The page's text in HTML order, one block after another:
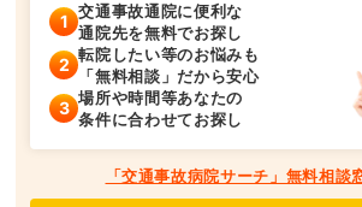
交通事故通院に便利な
通院先を無料でお探し
転院したい等のお悩みも
「無料相談」だから安心
場所や時間等あなたの
条件に合わせてお探し
「交通事故病院サーチ」無料相談